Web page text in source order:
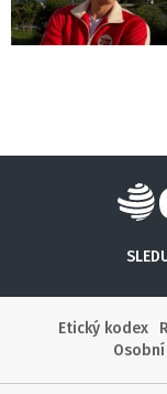
Etický kodex